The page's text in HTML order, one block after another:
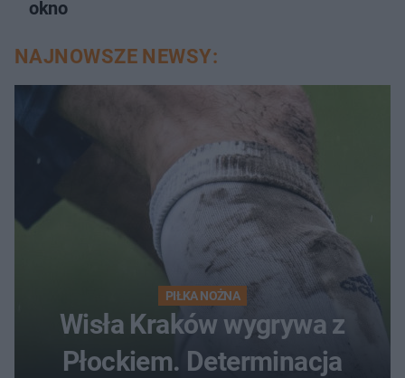
okno
NAJNOWSZE NEWSY:
PIŁKA NOŻNA
Wisła Kraków wygrywa z
Płockiem. Determinacja